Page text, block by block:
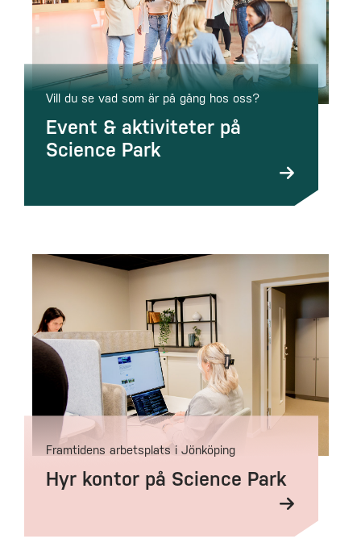
Vill du se vad som är på gång hos oss?
Event & aktiviteter på
Science Park
Framtidens arbetsplats i Jönköping
Hyr kontor på Science Park